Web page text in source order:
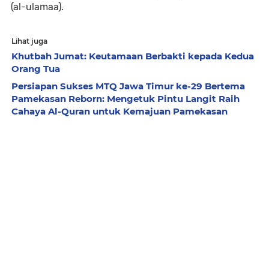
(al-ulamaa).
Lihat juga
Khutbah Jumat: Keutamaan Berbakti kepada Kedua
Orang Tua
Persiapan Sukses MTQ Jawa Timur ke-29 Bertema
Pamekasan Reborn: Mengetuk Pintu Langit Raih
Cahaya Al-Quran untuk Kemajuan Pamekasan